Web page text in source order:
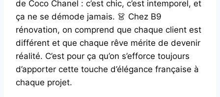
de Coco Chanel : c’est chic, c’est intemporel, et
ça ne se démode jamais. 👗 Chez B9
rénovation, on comprend que chaque client est
différent et que chaque rêve mérite de devenir
réalité. C’est pour ça qu’on s’efforce toujours
d’apporter cette touche d’élégance française à
chaque projet.